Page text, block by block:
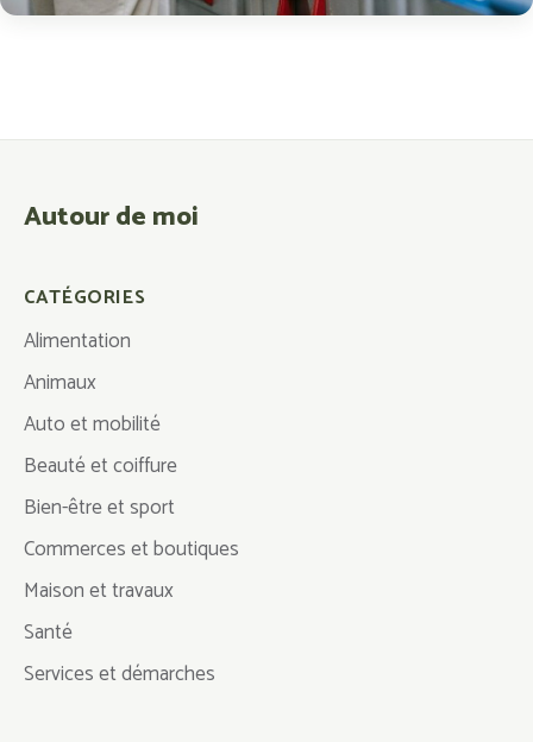
Autour de moi
CATÉGORIES
Alimentation
Animaux
Auto et mobilité
Beauté et coiffure
Bien-être et sport
Commerces et boutiques
Maison et travaux
Santé
Services et démarches